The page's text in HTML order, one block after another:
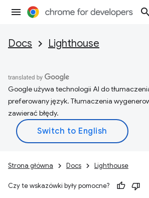
Docs Lighthouse
Google używa technologii AI do
preferowany język. Tłumaczenia
zawierać błędy.
Strona główna Docs Lighthouse
Czy te wskazówki były pomocne?